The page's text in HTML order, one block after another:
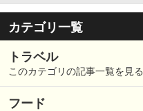
カテゴリ一覧
トラベル
このカテゴリの記事一覧を見る
フード